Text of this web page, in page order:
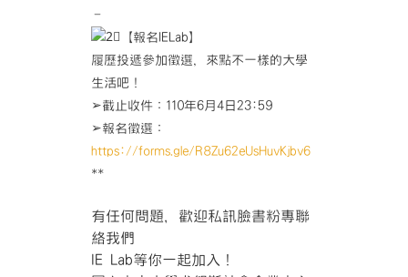
–
【報名IELab】
履歷投遞參加徵選，來點不一樣的大學
生活吧！
➢截止收件：110年6月4日23:59
➢報名徵選：
https://forms.gle/R8Zu62eUsHuvKjbv6
**
有任何問題，歡迎私訊臉書粉專聯
絡我們
IE Lab等你一起加入！